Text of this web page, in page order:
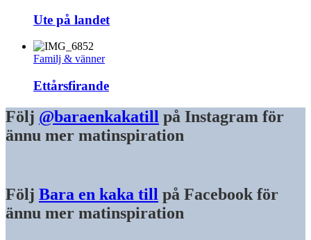
Ute på landet
Familj & vänner
Ettårsfirande
Följ @baraenkakatill på Instagram för
ännu mer matinspiration
Följ Bara en kaka till på Facebook för
ännu mer matinspiration